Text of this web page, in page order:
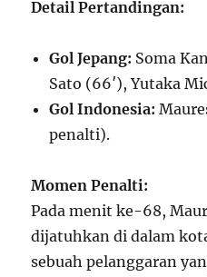
Detail Pertandingan:
Gol Jepang: Soma
Sato (66′), Yutaka
Gol Indonesia:
penalti).
Momen Penalti:
Pada menit ke-68,
dijatuhkan di dalam
sebuah pelanggaran